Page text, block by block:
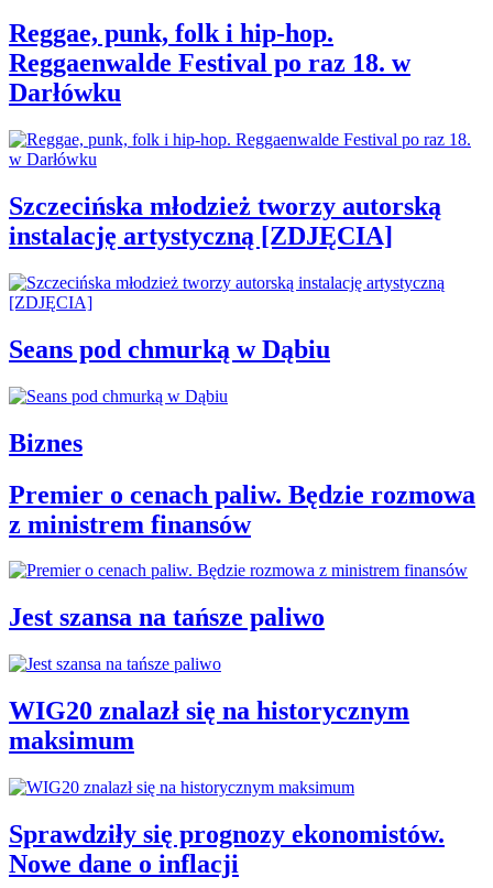
Reggae, punk, folk i hip-hop.
Reggaenwalde Festival po raz 18. w
Darłówku
Szczecińska młodzież tworzy autorską
instalację artystyczną [ZDJĘCIA]
Seans pod chmurką w Dąbiu
Biznes
Premier o cenach paliw. Będzie rozmowa
z ministrem finansów
Jest szansa na tańsze paliwo
WIG20 znalazł się na historycznym
maksimum
Sprawdziły się prognozy ekonomistów.
Nowe dane o inflacji